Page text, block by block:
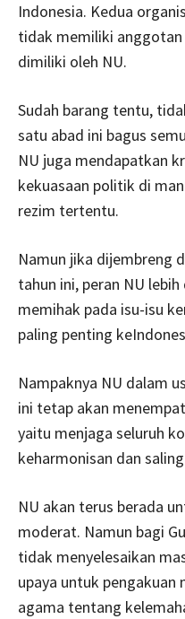
Indonesia. Kedua
tidak memiliki anggotan
dimiliki oleh NU.
Sudah barang tentu,
satu abad ini bagus
NU juga mendapatkan
kekuasaan politik di
rezim tertentu.
Namun jika dijembreng
tahun ini, peran NU
memihak pada isu-isu
paling penting
Nampaknya NU dalam
ini tetap akan
yaitu menjaga seluruh
keharmonisan dan
NU akan terus berada
moderat. Namun bagi
tidak menyelesaikan
upaya untuk
agama tentang